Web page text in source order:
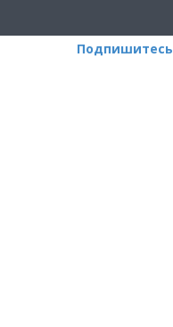
Подпишитесь